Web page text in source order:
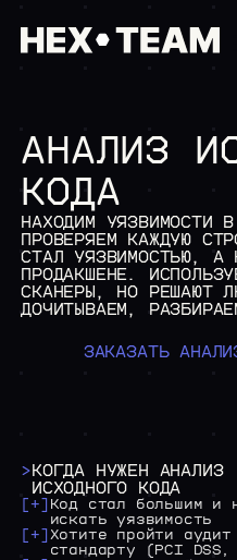
>
АНАЛИЗ
КОДА
НАХОДИМ УЯЗВИМОСТИ
ПРОВЕРЯЕМ КАЖДУЮ
СТАЛ УЯЗВИМОСТЬЮ, А
ПРОДАКШЕНЕ.
СКАНЕРЫ, НО РЕШАЮТ
ДОЧИТЫВАЕМ,
ЗАКАЗАТЬ
>КОГДА НУЖЕН АНАЛИЗ
ИСХОДНОГО КОДА
[+] Код стал большим и
искать уязвимость
[+] Хотите пройти
стандарту (PCI